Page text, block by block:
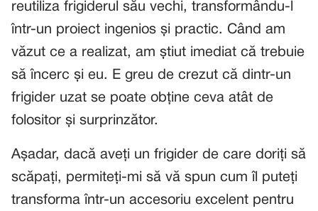
reutiliza frigiderul său vechi, transformându-l
într-un proiect ingenios și practic. Când am
văzut ce a realizat, am știut imediat că trebuie
să încerc și eu. E greu de crezut că dintr-un
frigider uzat se poate obține ceva atât de
folositor și surprinzător.
Așadar, dacă aveți un frigider de care doriți să
scăpați, permiteți-mi să vă spun cum îl puteți
transforma într-un accesoriu excelent pentru